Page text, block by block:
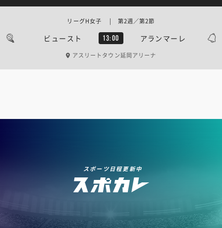
ビュースト 13:00 アランマーレ
リーグH女子 | 第2週／第2節
アスリートタウン延岡アリーナ
スポーツ日程更新中